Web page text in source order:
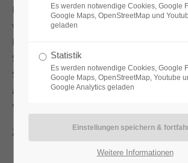
Energie der Sonnenstrahlung
von elektrischem Strom, Wärme
Energie technisch genutzt
Sonnenenergie lässt sich sowohl
Solarthermie-Anlagen oder
auch indirekt mittels
Windkraftanlagen und in Form von
Zurück
Es werden notwendige Cookies, Google
Google Maps, OpenStreetMap und
geladen
Statistik
Es werden notwendige Cookies, Google
Google Maps, OpenStreetMap, Youtube
Google Analytics geladen
Weitere Informationen